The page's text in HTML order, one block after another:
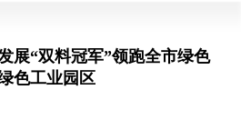
展“双料冠军”领跑全市绿色
色工业园区